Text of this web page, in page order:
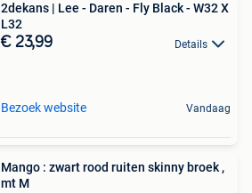
2dekans | Lee - Daren - Fly Black - W32 X
L32
€ 23,99 Details
Bezoek website Vandaag
Mango : zwart rood ruiten skinny broek ,
mt M